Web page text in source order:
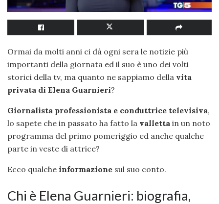
Ormai da molti anni ci dà ogni sera le notizie più
importanti della giornata ed il suo è uno dei volti
storici della tv, ma quanto ne sappiamo della vita
privata di Elena Guarnieri?
Giornalista professionista e conduttrice televisiva,
lo sapete che in passato ha fatto la valletta in un noto
programma del primo pomeriggio ed anche qualche
parte in veste di attrice?
Ecco qualche informazione sul suo conto.
Chi è Elena Guarnieri: biografia,